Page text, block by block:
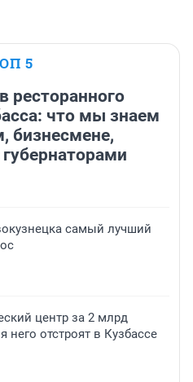
5
ресторанного
что мы знаем
бизнесмене,
самый лучший
центр за 2 млрд
него отстроят в Кузбассе